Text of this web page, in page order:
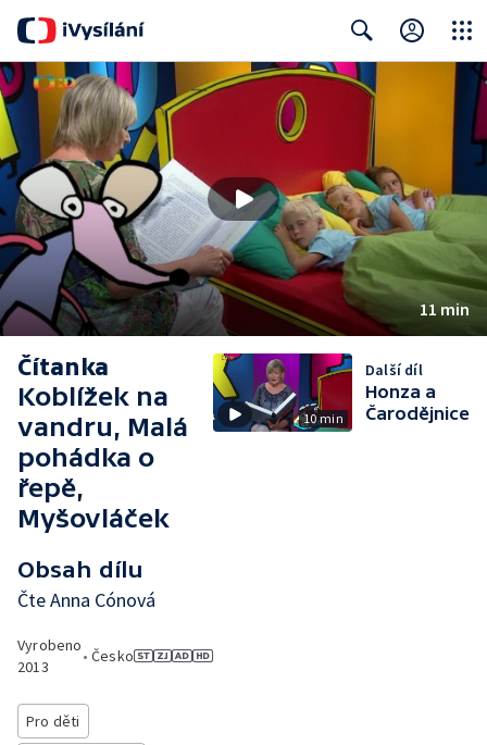
Search Close
11 min
Čítanka
Koblížek na
vandru, Malá
pohádka o
řepě,
Myšovláček
Obsah dílu
Čte Anna Cónová
Vyrobeno
2013
• Česko
Pro děti
10 min
Další díl
Honza a
Čarodějnice